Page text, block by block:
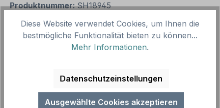
Produktnummer:SH18945
Vorlagenummer:
VZ-K-219
Sicherheitszeichen. In diversen Größen erhältlich –
auch mit Ihrem Wunschtext. Merkmal…Mehr
Diese Website verwendet Cookies, um Ihnen die
bestmögliche Funktionalität bieten zu können...
Mehr Informationen.
Datenschutzeinstellungen
Ausgewählte Cookies akzeptieren